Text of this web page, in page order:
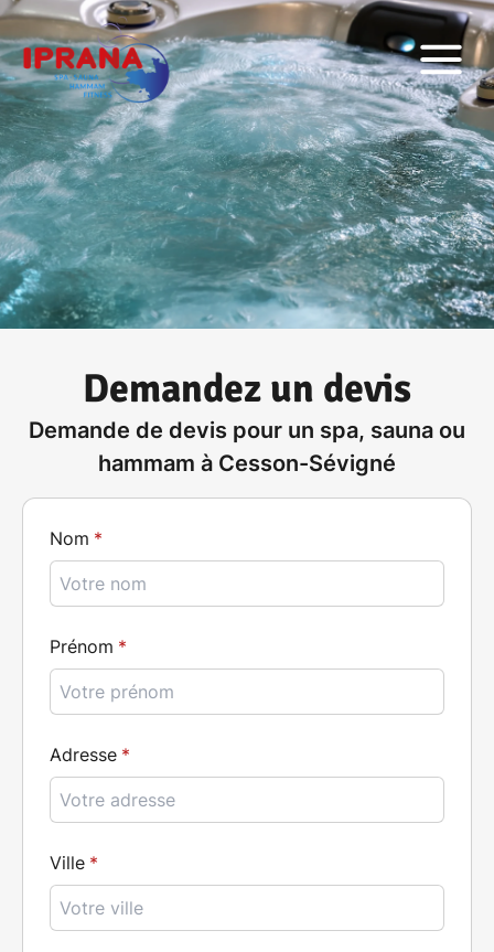
Demande de devis pour un spa, sauna ou
hammam à Cesson-Sévigné
Demandez un devis
Nom
Prénom
Adresse
Ville